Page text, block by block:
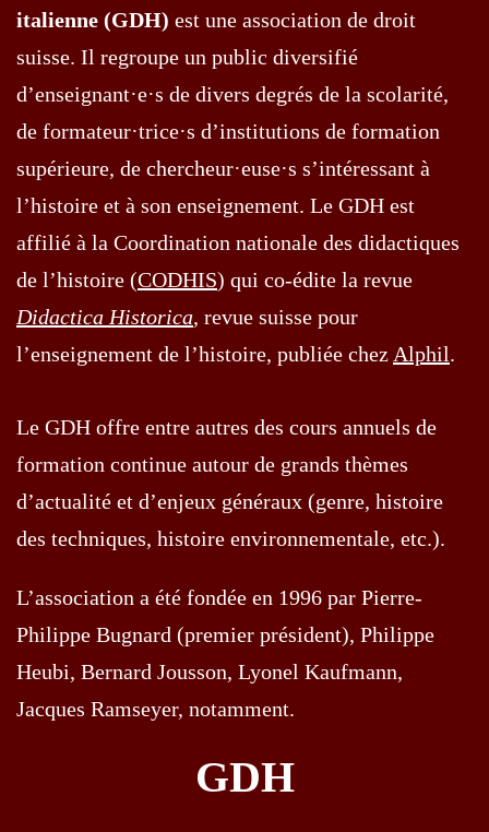
italienne (GDH) est une association de droit
suisse. Il regroupe un public diversifié
d’enseignant·e·s de divers degrés de la scolarité,
de formateur·trice·s d’institutions de formation
supérieure, de chercheur·euse·s s’intéressant à
l’histoire et à son enseignement. Le GDH est
affilié à la Coordination nationale des didactiques
de l’histoire (CODHIS) qui co-édite la revue
Didactica Historica, revue suisse pour
l’enseignement de l’histoire, publiée chez Alphil.
Le GDH offre entre autres des cours annuels de
formation continue autour de grands thèmes
d’actualité et d’enjeux généraux (genre, histoire
des techniques, histoire environnementale, etc.).
L’association a été fondée en 1996 par Pierre-
Philippe Bugnard (premier président), Philippe
Heubi, Bernard Jousson, Lyonel Kaufmann,
Jacques Ramseyer, notamment.
GDH